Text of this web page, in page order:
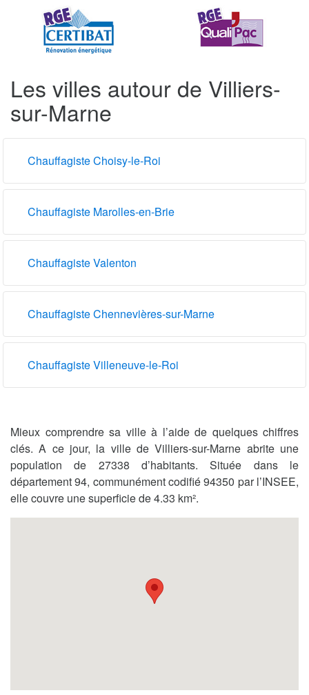
Les villes autour de Villiers-
sur-Marne
Chauffagiste Choisy-le-Roi
Chauffagiste Marolles-en-Brie
Chauffagiste Valenton
Chauffagiste Chennevières-sur-Marne
Chauffagiste Villeneuve-le-Roi
Mieux comprendre sa ville à l’aide de quelques chiffres
clés. A ce jour, la ville de Villiers-sur-Marne abrite une
population de 27338 d’habitants. Située dans le
département 94, communément codifié 94350 par l’INSEE,
elle couvre une superficie de 4.33 km².